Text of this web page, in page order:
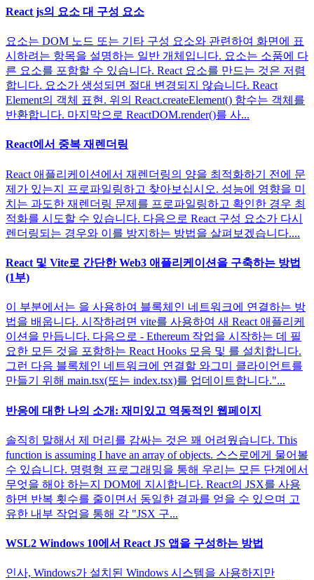
React js의 요소 대 구성 요소
요소는 DOM 노드 또는 기타 구성 요소와 관련하여 화면에 표
시하려는 항목을 설명하는 일반 개체입니다. 요소는 소품에 다
른 요소를 포함할 수 있습니다. React 요소를 만드는 것은 저렴
합니다. 요소가 생성되면 절대 변경되지 않습니다. React
Element의 객체 표현. 위의 React.createElement() 함수는 객체를
반환합니다. 마지막으로 ReactDOM.render()를 사...
React에서 중복 재렌더링
React 애플리케이션에서 재렌더링의 양을 최적화하기 전에 문
제가 있는지 프로파일링하고 찾아보십시오. 성능에 영향을 미
치는 과도한 재렌더링 문제를 프로파일링하고 확인한 경우 최
적화를 시도할 수 있습니다. 다음으로 React 구성 요소가 다시
렌더링되는 경우와 이를 방지하는 방법을 살펴보겠습니다....
React 및 Vite로 간단한 Web3 애플리케이션을 구축하는 방법
(1부)
이 부분에서는 을 사용하여 블록체인 네트워크에 연결하는 방
법을 배웁니다. 시작하려면 vite를 사용하여 새 React 애플리케
이션을 만듭니다. 다음으로 - Ethereum 작업을 시작하는 데 필
요한 모든 것을 포함하는 React Hooks 모음 및 를 설치합니다.
그런 다음 블록체인 네트워크에 연결할 와그미 클라이언트를
만들기 위해 main.tsx(또는 index.tsx)를 업데이트합니다."...
반응에 대한 나의 소개: 재미있고 역동적인 웹페이지
솔직히 말해서 제 머리를 감싸는 것은 꽤 어려웠습니다. This
function is assuming I have an array of objects. 스스로에게 물어볼
수 있습니다. 명령형 프로그래밍을 통해 우리는 모든 단계에서
무엇을 해야 하는지 DOM에 지시합니다. React의 JSX를 사용
하면 반복 횟수를 줄이면서 동일한 결과를 얻을 수 있으며 고
유한 내부 작업을 통해 각 "JSX 구...
WSL2 Windows 10에서 React JS 앱을 구성하는 방법
인사, Windows가 설치된 Windows 시스템을 사용하지만